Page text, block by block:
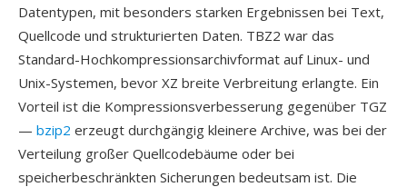
Datentypen, mit besonders starken Ergebnissen bei Text,
Quellcode und strukturierten Daten. TBZ2 war das
Standard-Hochkompressionsarchivformat auf Linux- und
Unix-Systemen, bevor XZ breite Verbreitung erlangte. Ein
Vorteil ist die Kompressionsverbesserung gegenüber TGZ
— bzip2 erzeugt durchgängig kleinere Archive, was bei der
Verteilung großer Quellcodebäume oder bei
speicherbeschränkten Sicherungen bedeutsam ist. Die